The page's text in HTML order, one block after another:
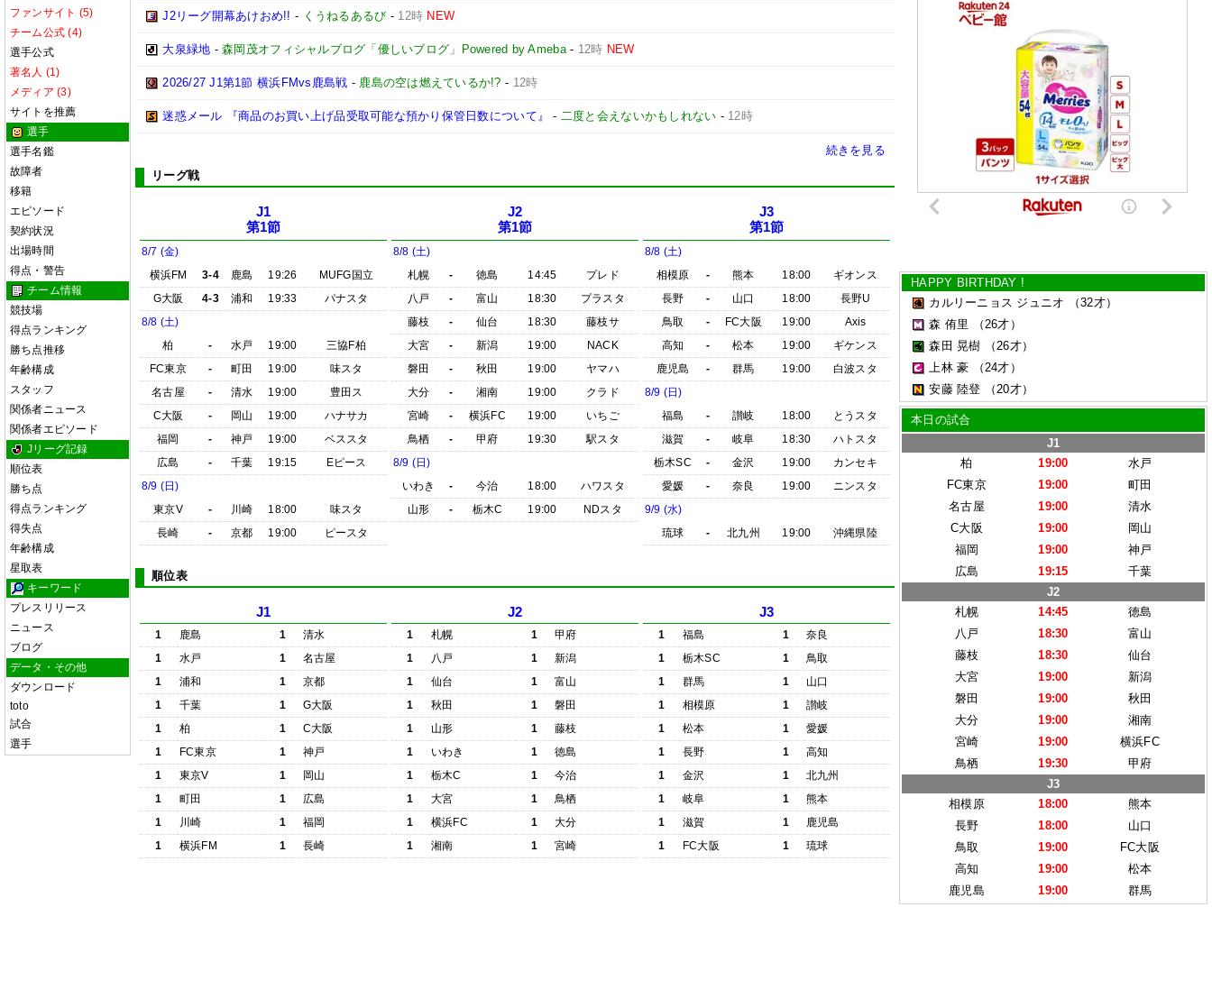
ファンサイト (5)
チーム公式 (4)
選手公式
著名人 (1)
メディア (3)
サイトを推薦
選手
選手名鑑
故障者
移籍
エピソード
契約状況
出場時間
得点・警告
チーム情報
競技場
得点ランキング
勝ち点推移
年齢構成
スタッフ
関係者ニュース
関係者エピソード
Jリーグ記録
順位表
勝ち点
得点ランキング
得失点
年齢構成
星取表
キーワード
プレスリリース
ニュース
ブログ
データ・その他
ダウンロード
toto
試合
選手
J2リーグ開幕あけおめ!! - くうねるあるび - 12時 NEW
大泉緑地 -森岡茂オフィシャルブログ「優しいブログ」Powered by Ameba- 12時 NEW
2026/27 J1第1節 横浜FMvs鹿島戦 - 鹿島の空は燃えているか!? - 12時
迷惑メール 『商品のお買い上げ品受取可能な預かり保管日数について』 - 二度と会えないかもしれない - 12時
続きを見る
リーグ戦
J1
第1節
8/7 (金)
横浜FM
3-4 鹿島 19:26
MUFG国立
G大阪
4-3 浦和 19:33
パナスタ
8/8 (土)
柏
- 水戸 19:00
三協F柏
FC東京
- 町田 19:00
味スタ
名古屋
- 清水 19:00
豊田ス
C大阪
- 岡山 19:00
ハナサカ
福岡
- 神戸 19:00
ベススタ
広島
- 千葉 19:15
Eピース
8/9 (日)
東京V
- 川崎 18:00
味スタ
長崎
- 京都 19:00 ピースタ
J2
第1節
8/8 (土)
札幌
- 徳島 14:45
プレド
八戸
- 富山 18:30
プラスタ
藤枝
- 仙台 18:30
藤枝サ
大宮
- 新潟 19:00
NACK
磐田
- 秋田 19:00
ヤマハ
大分
- 湘南 19:00
クラド
宮崎
- 横浜FC 19:00
いちご
鳥栖
- 甲府 19:30
駅スタ
8/9 (日)
いわき
- 今治 18:00
ハワスタ
山形
- 栃木C 19:00 NDスタ
J3
第1節
8/8 (土)
相模原
- 熊本 18:00
ギオンス
長野
- 山口 18:00
長野U
鳥取
- FC大阪 19:00
Axis
高知
- 松本 19:00
ギケンス
鹿児島
- 群馬 19:00
白波スタ
8/9 (日)
福島
- 讃岐 18:00
とうスタ
滋賀
- 岐阜 18:30
ハトスタ
栃木SC
- 金沢 19:00
カンセキ
愛媛
- 奈良 19:00
ニンスタ
9/9 (水)
琉球
- 北九州 19:00 沖縄県陸
順位表
J1
1 鹿島 1
清水
1
水戸 1
名古屋
1
浦和 1
京都
1
千葉 1
G大阪
1
柏 1
C大阪
1
FC東京 1
神戸
1
東京V 1
岡山
1
町田 1
広島
1
川崎 1
福岡
1
横浜FM 1 長崎
J2
1 札幌 1
甲府
1
八戸 1
新潟
1
仙台 1
富山
1
秋田 1
磐田
1
山形 1
藤枝
1
いわき 1
徳島
1
栃木C 1
今治
1
大宮 1
鳥栖
1
横浜FC 1
大分
1
湘南 1 宮崎
J3
1 福島 1
奈良
1
栃木SC 1
鳥取
1
群馬 1
山口
1
相模原 1
讃岐
1
松本 1
愛媛
1
長野 1
高知
1
金沢 1
北九州
1
岐阜 1
熊本
1
滋賀 1
鹿児島
1
FC大阪 1 琉球
HAPPY BIRTHDAY !
カルリーニョス ジュニオ
（32才）
森 侑里
（26才）
森田 晃樹
（26才）
上林 豪
（24才）
安藤 陸登
（20才）
本日の試合
J1
柏
19:00
水戸
FC東京
19:00
町田
名古屋
19:00
清水
C大阪
19:00
岡山
福岡
19:00
神戸
広島
19:15
千葉
J2
札幌
14:45
徳島
八戸
18:30
富山
藤枝
18:30
仙台
大宮
19:00
新潟
磐田
19:00
秋田
大分
19:00
湘南
宮崎
19:00
横浜FC
鳥栖
19:30
甲府
J3
相模原
18:00
熊本
長野
18:00
山口
鳥取
19:00
FC大阪
高知
19:00
松本
鹿児島
19:00 群馬